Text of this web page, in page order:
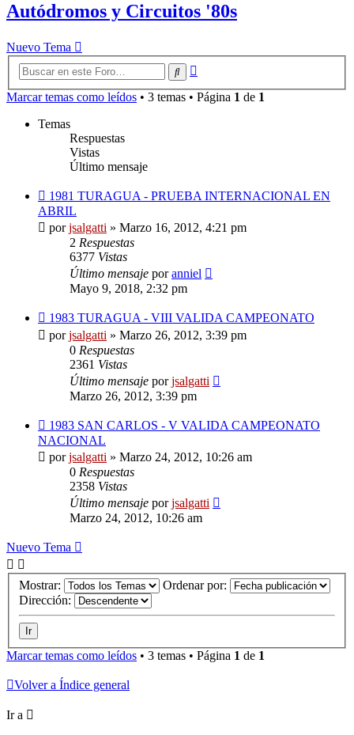
Autódromos y Circuitos '80s
Nuevo Tema
Buscar
Marcar temas como leídos • 3 temas • Página 1 de 1
Temas
Respuestas
Vistas
Último mensaje
1981 TURAGUA - PRUEBA INTERNACIONAL EN
ABRIL
porjsalgatti » Marzo 16, 2012, 4:21 pm
2 Respuestas
6377 Vistas
Último mensaje poranniel
Mayo 9, 2018, 2:32 pm
1983 TURAGUA - VIII VALIDA CAMPEONATO
porjsalgatti » Marzo 26, 2012, 3:39 pm
0 Respuestas
2361 Vistas
Último mensaje porjsalgatti
Marzo 26, 2012, 3:39 pm
1983 SAN CARLOS - V VALIDA CAMPEONATO
NACIONAL
porjsalgatti » Marzo 24, 2012, 10:26 am
0 Respuestas
2358 Vistas
Último mensaje porjsalgatti
Marzo 24, 2012, 10:26 am
Nuevo Tema
Mostrar:
Ordenar por:
Dirección:
Marcar temas como leídos • 3 temas • Página 1 de 1
Volver a Índice general
Ir a